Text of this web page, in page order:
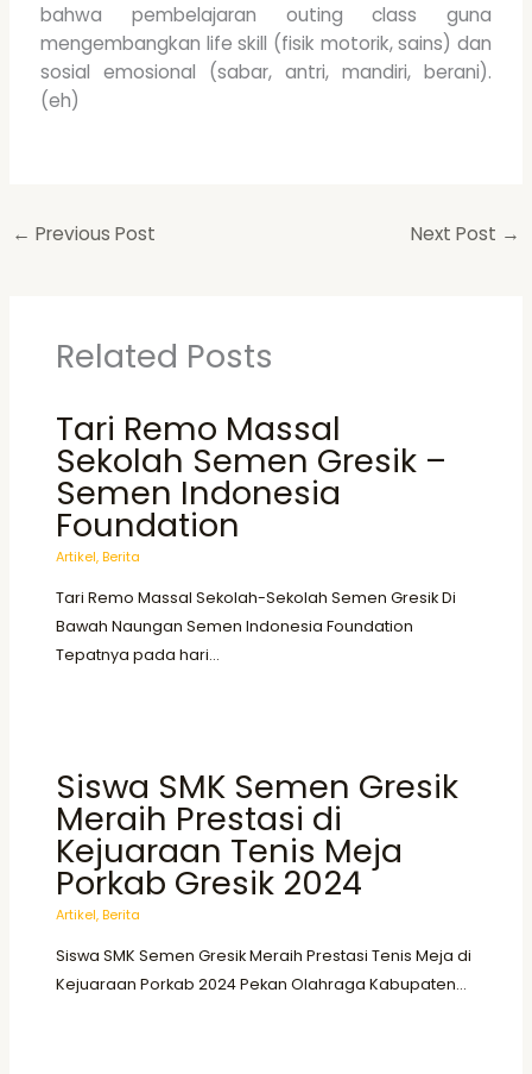
bahwa pembelajaran outing class guna
mengembangkan life skill (fisik motorik, sains) dan
sosial emosional (sabar, antri, mandiri, berani).
(eh)
← Previous Post Next Post →
Related Posts
Tari Remo Massal
Sekolah Semen Gresik –
Semen Indonesia
Foundation
Artikel,Berita
Tari Remo Massal Sekolah-Sekolah Semen Gresik Di
Bawah Naungan Semen Indonesia Foundation
Tepatnya pada hari…
Siswa SMK Semen Gresik
Meraih Prestasi di
Kejuaraan Tenis Meja
Porkab Gresik 2024
Artikel,Berita
Siswa SMK Semen Gresik Meraih Prestasi Tenis Meja di
Kejuaraan Porkab 2024 Pekan Olahraga Kabupaten…